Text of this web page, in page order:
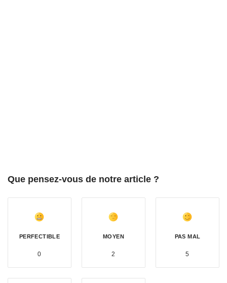
Que pensez-vous de notre article ?
PERFECTIBLE
0
MOYEN
2
PAS MAL
5